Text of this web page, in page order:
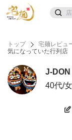
トップ 宅麺レビュ
気になっていた行列店
J-DON
40代/